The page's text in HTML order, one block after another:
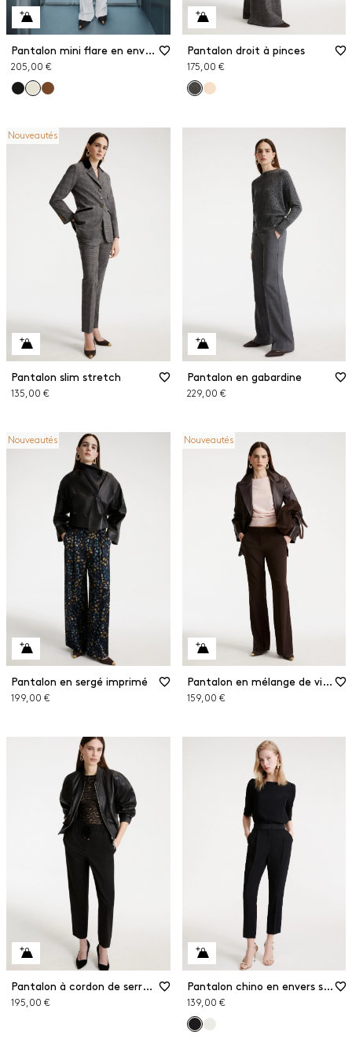
Pantalon mini flare en envers satin
205,00 €
Pantalon droit à pinces
175,00 €
Nouveautés
Pantalon slim stretch
135,00 €
Pantalon en gabardine
229,00 €
Nouveautés
Pantalon en sergé imprimé
199,00 €
Nouveautés
Pantalon en mélange de viscose stretch
159,00 €
Pantalon à cordon de serrage
195,00 €
Pantalon chino en envers satin
139,00 €